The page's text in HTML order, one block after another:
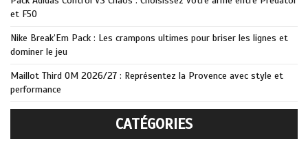
et F50
Nike Break’Em Pack : Les crampons ultimes pour briser les lignes et
dominer le jeu
Maillot Third OM 2026/27 : Représentez la Provence avec style et
performance
CATÉGORIES